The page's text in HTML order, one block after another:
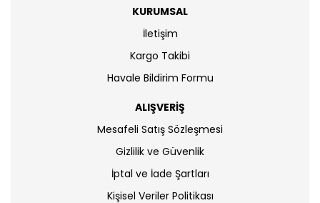
KURUMSAL
İletişim
Kargo Takibi
Havale Bildirim Formu
ALIŞVERİŞ
Mesafeli Satış Sözleşmesi
Gizlilik ve Güvenlik
İptal ve İade Şartları
Kişisel Veriler Politikası